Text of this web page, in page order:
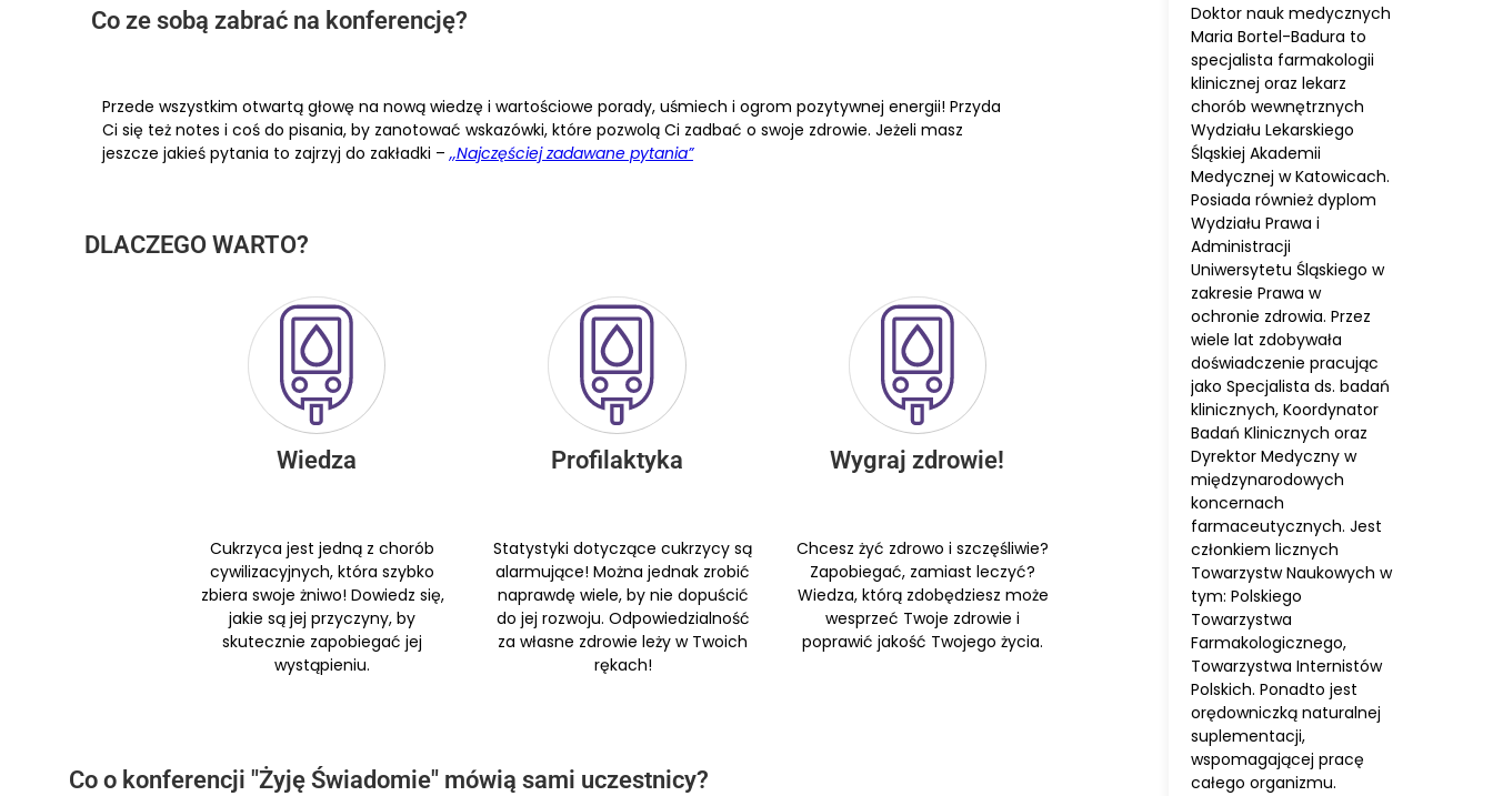
Co ze sobą zabrać na konferencję?
Przede wszystkim otwartą głowę na nową wiedzę i wartościowe porady, uśmiech i ogrom pozytywnej energii! Przyda
Ci się też notes i coś do pisania, by zanotować wskazówki, które pozwolą Ci zadbać o swoje zdrowie. Jeżeli masz
jeszcze jakieś pytania to zajrzyj do zakładki – ,,Najczęściej zadawane pytania”
DLACZEGO WARTO?
Wiedza
Cukrzyca jest jedną z chorób
cywilizacyjnych, która szybko
zbiera swoje żniwo! Dowiedz się,
jakie są jej przyczyny, by
skutecznie zapobiegać jej
wystąpieniu.
Profilaktyka
Statystyki dotyczące cukrzycy są
alarmujące! Można jednak zrobić
naprawdę wiele, by nie dopuścić
do jej rozwoju. Odpowiedzialność
za własne zdrowie leży w Twoich
rękach!
Wygraj zdrowie!
Chcesz żyć zdrowo i szczęśliwie?
Zapobiegać, zamiast leczyć?
Wiedza, którą zdobędziesz może
wesprzeć Twoje zdrowie i
poprawić jakość Twojego życia.
Co o konferencji "Żyję Świadomie" mówią sami uczestnicy?
Doktor nauk medycznych
Maria Bortel-Badura to
specjalista farmakologii
klinicznej oraz lekarz
chorób wewnętrznych
Wydziału Lekarskiego
Śląskiej Akademii
Medycznej w Katowicach.
Posiada również dyplom
Wydziału Prawa i
Administracji
Uniwersytetu Śląskiego w
zakresie Prawa w
ochronie zdrowia. Przez
wiele lat zdobywała
doświadczenie pracując
jako Specjalista ds. badań
klinicznych, Koordynator
Badań Klinicznych oraz
Dyrektor Medyczny w
międzynarodowych
koncernach
farmaceutycznych. Jest
członkiem licznych
Towarzystw Naukowych w
tym: Polskiego
Towarzystwa
Farmakologicznego,
Towarzystwa Internistów
Polskich. Ponadto jest
orędowniczką naturalnej
suplementacji,
wspomagającej pracę
całego organizmu.